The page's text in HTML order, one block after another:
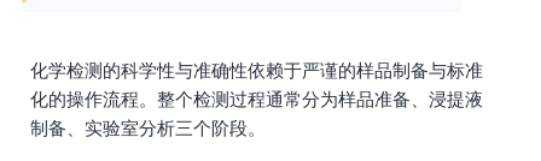
化学检测的科学性与准确性依赖于严谨的样品制备与标准
化的操作流程。整个检测过程通常分为样品准备、浸提液
制备、实验室分析三个阶段。